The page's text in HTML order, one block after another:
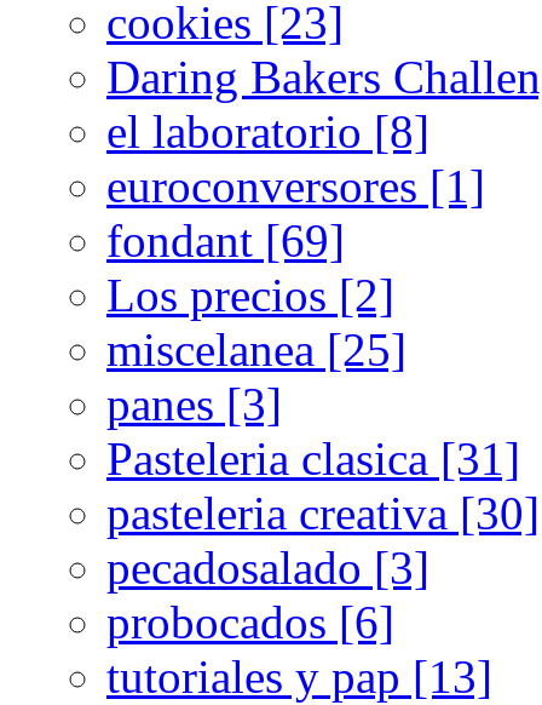
cookies [23]
Daring Bakers
el laboratorio [8]
euroconversores [1]
fondant [69]
Los precios [2]
miscelanea [25]
panes [3]
Pasteleria clasica [31]
pasteleria creativa [30]
pecadosalado [3]
probocados [6]
tutoriales y pap [13]